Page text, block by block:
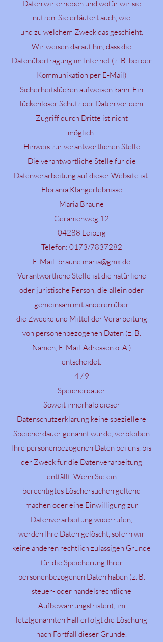
Daten wir erheben und wofür wir sie
nutzen. Sie erläutert auch, wie
und zu welchem Zweck das geschieht.
Wir weisen darauf hin, dass die
Datenübertragung im Internet (z. B. bei der
Kommunikation per E-Mail)
Sicherheitslücken aufweisen kann. Ein
lückenloser Schutz der Daten vor dem
Zugriff durch Dritte ist nicht
möglich.
Hinweis zur verantwortlichen Stelle
Die verantwortliche Stelle für die
Datenverarbeitung auf dieser Website ist:
Florania Klangerlebnisse
Maria Braune
Geranienweg 12
04288 Leipzig
Telefon: 0173/7837282
E-Mail: braune.maria@gmx.de
Verantwortliche Stelle ist die natürliche
oder juristische Person, die allein oder
gemeinsam mit anderen über
die Zwecke und Mittel der Verarbeitung
von personenbezogenen Daten (z. B.
Namen, E-Mail-Adressen o. Ä.)
entscheidet.
4 / 9
Speicherdauer
Soweit innerhalb dieser
Datenschutzerklärung keine speziellere
Speicherdauer genannt wurde, verbleiben
Ihre personenbezogenen Daten bei uns, bis
der Zweck für die Datenverarbeitung
entfällt. Wenn Sie ein
berechtigtes Löschersuchen geltend
machen oder eine Einwilligung zur
Datenverarbeitung widerrufen,
werden Ihre Daten gelöscht, sofern wir
keine anderen rechtlich zulässigen Gründe
für die Speicherung Ihrer
personenbezogenen Daten haben (z. B.
steuer- oder handelsrechtliche
Aufbewahrungsfristen); im
letztgenannten Fall erfolgt die Löschung
nach Fortfall dieser Gründe.